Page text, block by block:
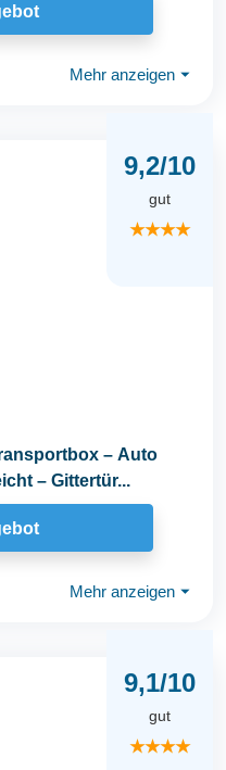
Mehr anzeigen ⏷
9,2/10
gut
★★★★
– Auto
– Gittertür...
Mehr anzeigen ⏷
9,1/10
gut
★★★★